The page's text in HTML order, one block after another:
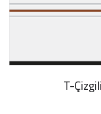
T-